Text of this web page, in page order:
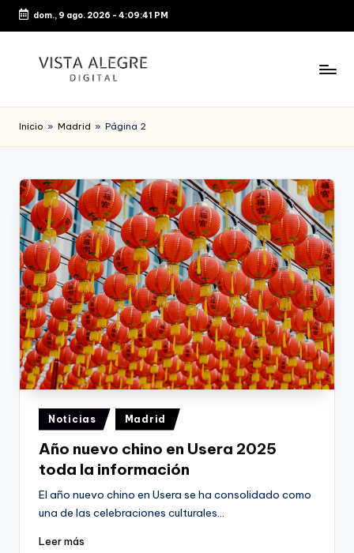
Saltar
contenido
dom., 9 ago. 2026 - 4:09:42 PM
Inicio » Madrid » Página 2
Publicado
en
Noticias Madrid
Año nuevo chino en Usera 2025
toda la información
El año nuevo chino en Usera se ha consolidado como
una de las celebraciones culturales…
Leer más